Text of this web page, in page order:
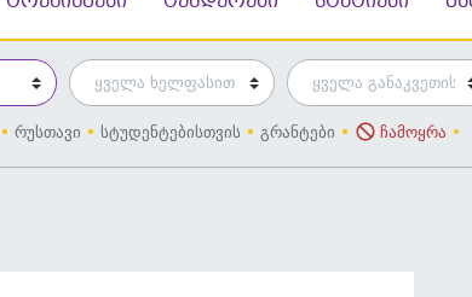
რუსთავი სტუდენტებისთვის გრანტები ჩამოყრა